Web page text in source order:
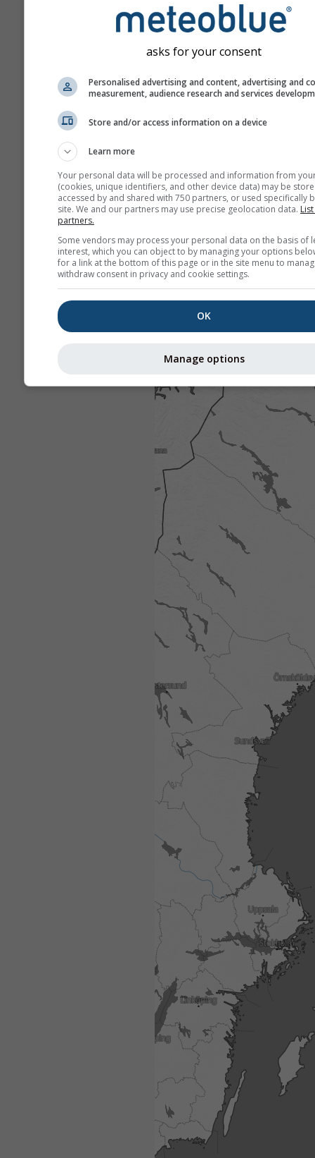
asks for your consent
Personalised advertising and content, advertising and
measurement, audience research and services
Store and/or access information on a device
Learn more
Your personal data will be processed and information from
(cookies, unique identifiers, and other device data) may be
accessed by and shared with 750 partners, or used specifically
site. We and our partners may use precise geolocation data.
partners.
Some vendors may process your personal data on the basis of
interest, which you can object to by managing your options
for a link at the bottom of this page or in the site menu to
withdraw consent in privacy and cookie settings.
OK
Manage options